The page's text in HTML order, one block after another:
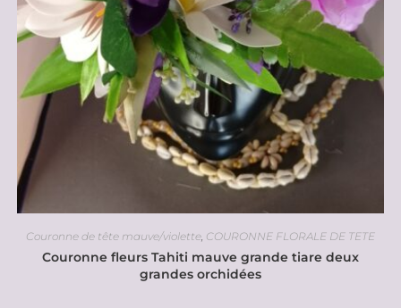
Couronne de tête mauve/violette COURONNE FLORALE DE TETE
Couronne fleurs Tahiti mauve grande tiare deux
grandes orchidées